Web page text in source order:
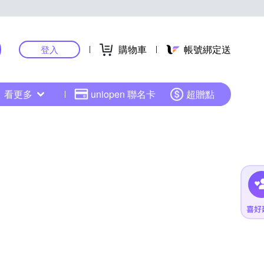
登入 購物車 帳號綁定送
看更多 uniopen 聯名卡 超贈點